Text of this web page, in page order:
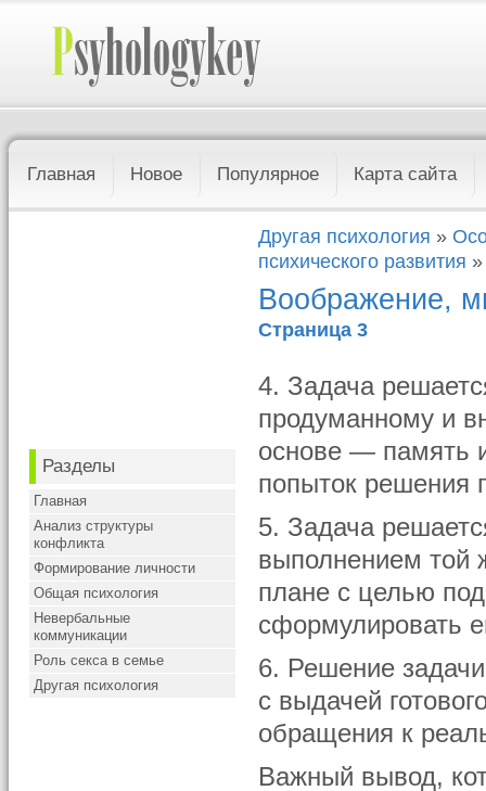
Главная Новое Популярное Карта сайта
Разделы
Главная
Анализ структуры
конфликта
Формирование личности
Общая психология
Невербальные
коммуникации
Роль секса в семье
Другая психология
Другая психология »
психического развития
Воображение,
Страница 3
4. Задача
продуманному и
основе — память
попыток решения
5. Задача
выполнением той
плане с целью
сформулировать
6. Решение
с выдачей
обращения к
Важный вывод,